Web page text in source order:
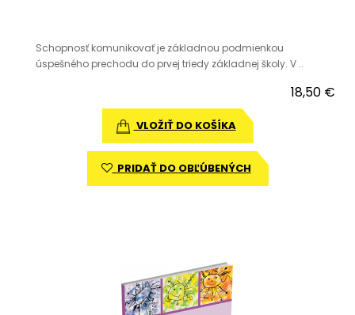
Schopnosť komunikovať je základnou podmienkou
úspešného prechodu do prvej triedy základnej školy. V ..
18,50 €
VLOŽIŤ DO KOŠÍKA
PRIDAŤ DO OBĽÚBENÝCH